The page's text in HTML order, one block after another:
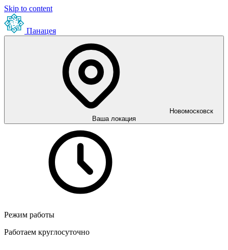
Skip to content
Панацея
Новомосковск
Ваша локация
Режим работы
Работаем круглосуточно